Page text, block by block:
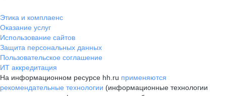
Этика и комплаенс
Оказание услуг
Использование сайтов
Защита персональных данных
Пользовательское соглашение
ИТ аккредитация
На информационном ресурсе hh.ru применяются
рекомендательные технологии (информационные технологии